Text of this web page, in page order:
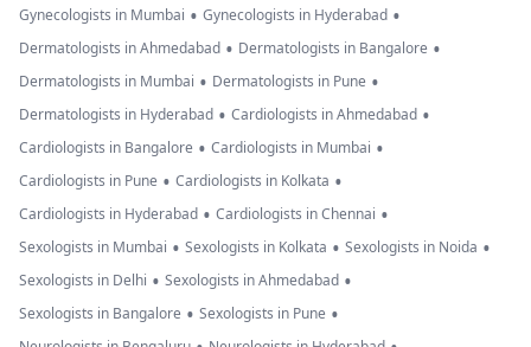
Gynecologists in Mumbai • Gynecologists in Hyderabad •
Dermatologists in Ahmedabad • Dermatologists in Bangalore •
Dermatologists in Mumbai • Dermatologists in Pune •
Dermatologists in Hyderabad • Cardiologists in Ahmedabad •
Cardiologists in Bangalore • Cardiologists in Mumbai •
Cardiologists in Pune • Cardiologists in Kolkata •
Cardiologists in Hyderabad • Cardiologists in Chennai •
Sexologists in Mumbai • Sexologists in Kolkata • Sexologists in Noida •
Sexologists in Delhi • Sexologists in Ahmedabad •
Sexologists in Bangalore • Sexologists in Pune •